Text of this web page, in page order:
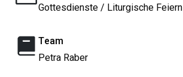
Gottesdienste / Liturgische Feiern
Team
Petra Raber